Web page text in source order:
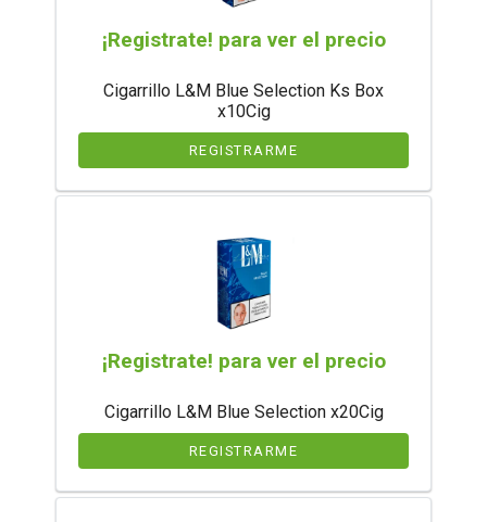
¡Registrate! para ver el precio
Cigarrillo L&M Blue Selection Ks Box
x10Cig
REGISTRARME
¡Registrate! para ver el precio
Cigarrillo L&M Blue Selection x20Cig
REGISTRARME